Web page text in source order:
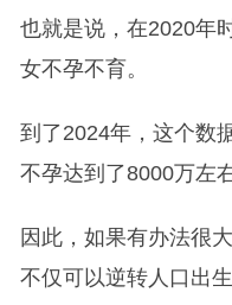
也就是说，在2020年
女不孕不育。
到了2024年，这个数
不孕达到了8000万左右
因此，如果有办法很
不仅可以逆转人口出